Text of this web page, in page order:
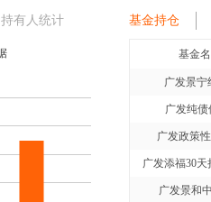
持有人统计 基金持仓
基金
广发景宁
广发纯债
广发政策
广发添福30
广发景和